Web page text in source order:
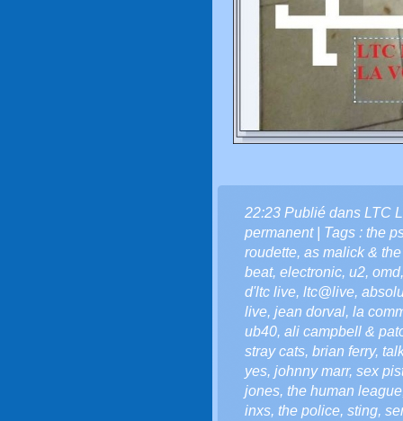
22:23 Publié dans LTC
permanent| Tags : the
roudette, as malick &
beat, electronic, u2, omd
d'ltc live, ltc@live,
live, jean dorval, la
ub40, ali campbell &
stray cats, brian ferry,
yes, johnny marr, sex
jones, the human league
inxs, the police, sting,